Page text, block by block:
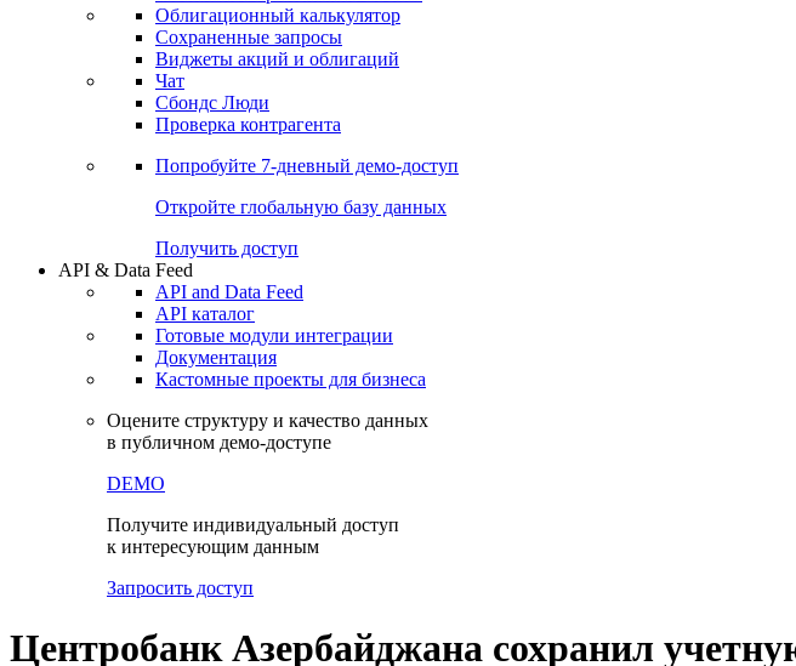
Watchlist
Надстройка XLS
Мобильное приложение Cbonds
Облигационный калькулятор
Сохраненные запросы
Виджеты акций и облигаций
Чат
Сбондс Люди
Проверка контрагента
Попробуйте7-дневный
Откройте глобальную базу данных
Получить доступ
API & Data Feed
API and Data Feed
API каталог
Документация
Кастомные проекты для бизнеса
Оцените структуру и качество данных
в публичном демо-доступе
DEMO
Получите индивидуальный доступ